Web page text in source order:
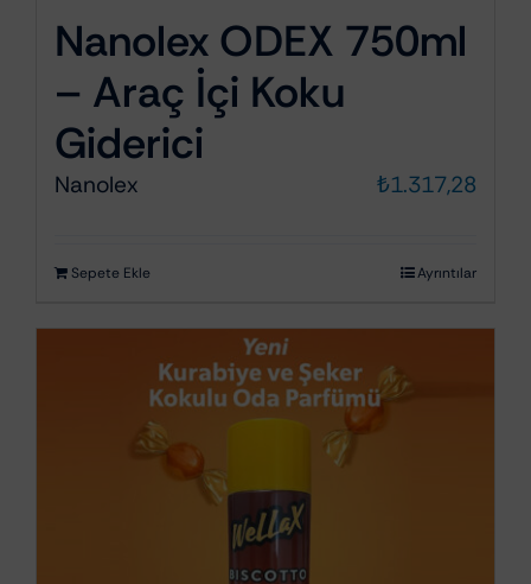
Nanolex ODEX 750ml
– Araç İçi Koku
Giderici
Nanolex ₺1.317,28
Sepete Ekle Ayrıntılar